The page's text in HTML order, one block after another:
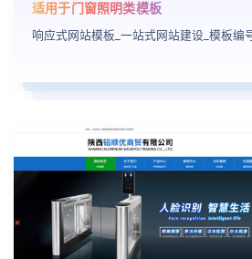
适用于门窗照明类模板
响应式网站模板_一站式网站建设_模板编